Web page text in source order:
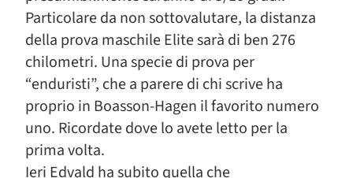
Particolare da non sottovalutare, la distanza
della prova maschile Elite sarà di ben 276
chilometri. Una specie di prova per
“enduristi”, che a parere di chi scrive ha
proprio in Boasson-Hagen il favorito numero
uno. Ricordate dove lo avete letto per la
prima volta.
Ieri Edvald ha subito quella che